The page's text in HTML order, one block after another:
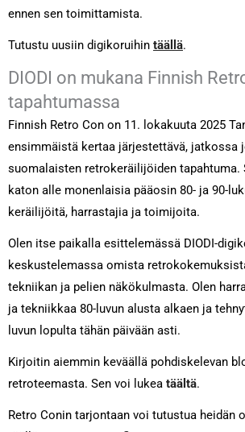
ennen sen toimittamista.
Tutustu uusiin digikoruihin täällä.
DIODI on mukana Finnish
tapahtumassa
Finnish Retro Con on 11. lokakuuta 2025
ensimmäistä kertaa järjestettävä, jatkossa
suomalaisten retrokeräilijöiden tapahtuma.
katon alle monenlaisia pääosin 80- ja 90-
keräilijöitä, harrastajia ja toimijoita.
Olen itse paikalla esittelemässä DIODI-
keskustelemassa omista
tekniikan ja pelien näkökulmasta. Olen
ja tekniikkaa 80-luvun alusta alkaen ja
luvun lopulta tähän päivään asti.
Kirjoitin aiemmin keväällä pohdiskelevan
retroteemasta. Sen voi lukea täältä.
Retro Conin tarjontaan voi tutustua heidän